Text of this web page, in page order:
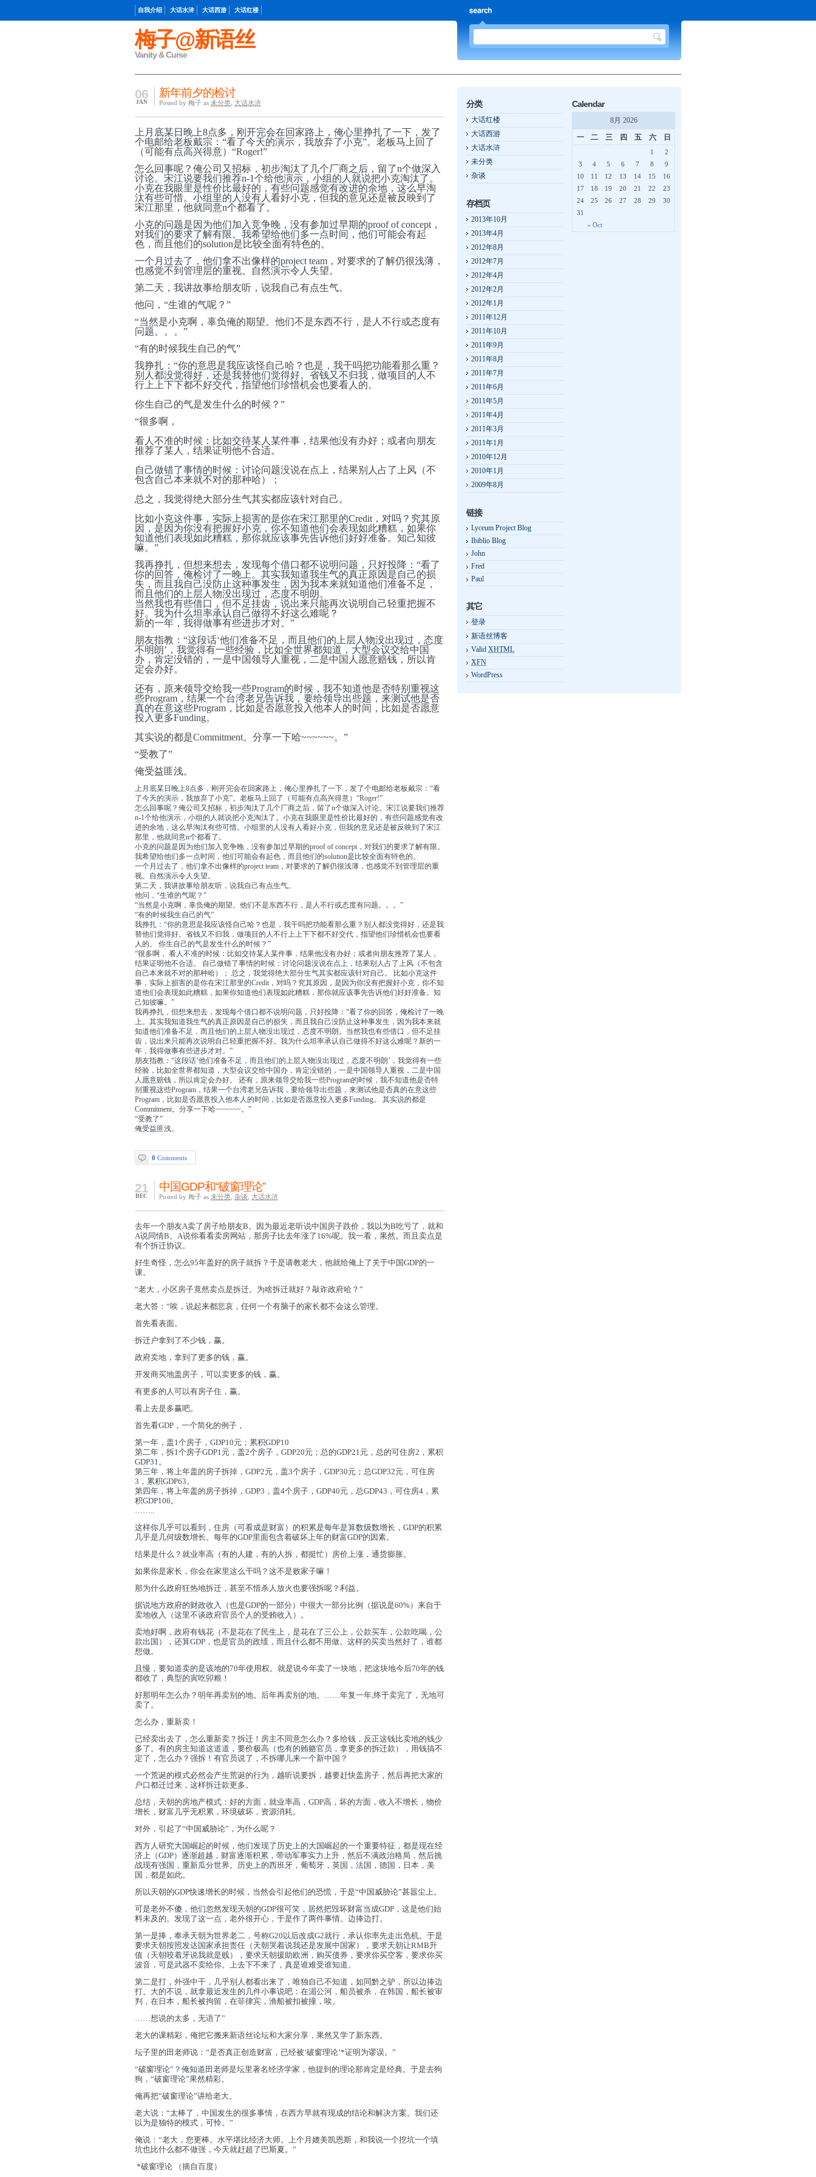
梅子@新语丝
Vanity & Curse
自我介绍 大话水浒 大话西游 大话红楼
新年前夕的检讨
06
JAN Posted by 梅子 as 未分类 大话水浒
上月底某日晚上8点多，刚开完会在回家路上，俺心里挣扎了一下，发了
个电邮给老板戴宗：“看了今天的演示，我放弃了小克”。老板马上回了
（可能有点高兴得意）“Roger!”
怎么回事呢？俺公司又招标，初步淘汰了几个厂商之后，留了n个做深入
讨论。宋江说要我们推荐n-1个给他演示，小组的人就说把小克淘汰了。
小克在我眼里是性价比最好的，有些问题感觉有改进的余地，这么早淘
汰有些可惜。小组里的人没有人看好小克，但我的意见还是被反映到了
宋江那里，他就同意n个都看了。
小克的问题是因为他们加入竞争晚，没有参加过早期的proof of concept，
对我们的要求了解有限。我希望给他们多一点时间，他们可能会有起
色，而且他们的solution是比较全面有特色的。
一个月过去了，他们拿不出像样的project team，对要求的了解仍很浅薄，
也感觉不到管理层的重视。自然演示令人失望。
第二天，我讲故事给朋友听，说我自己有点生气。
他问，“生谁的气呢？”
“当然是小克啊，辜负俺的期望。他们不是东西不行，是人不行或态度有
问题。。。”
“有的时候我生自己的气”
我挣扎：“你的意思是我应该怪自己哈？也是，我干吗把功能看那么重？
别人都没觉得好，还是我替他们觉得好。省钱又不归我，做项目的人不
行上上下下都不好交代，指望他们珍惜机会也要看人的。
你生自己的气是发生什么的时候？”
“很多啊，
看人不准的时候：比如交待某人某件事，结果他没有办好；或者向朋友
推荐了某人，结果证明他不合适。
自己做错了事情的时候：讨论问题没说在点上，结果别人占了上风（不
包含自己本来就不对的那种哈）；
总之，我觉得绝大部分生气其实都应该针对自己。
比如小克这件事，实际上损害的是你在宋江那里的Credit，对吗？究其原
因，是因为你没有把握好小克，你不知道他们会表现如此糟糕，如果你
知道他们表现如此糟糕，那你就应该事先告诉他们好好准备。知己知彼
嘛。”
我再挣扎，但想来想去，发现每个借口都不说明问题，只好投降：“看了
你的回答，俺检讨了一晚上。其实我知道我生气的真正原因是自己的损
失，而且我自己没防止这种事发生，因为我本来就知道他们准备不足，
而且他们的上层人物没出现过，态度不明朗。
当然我也有些借口，但不足挂齿，说出来只能再次说明自己轻重把握不
好。我为什么坦率承认自己做得不好这么难呢？
新的一年，我得做事有些进步才对。”
朋友指教：“这段话‘他们准备不足，而且他们的上层人物没出现过，态度
不明朗’，我觉得有一些经验，比如全世界都知道，大型会议交给中国
办，肯定没错的，一是中国领导人重视，二是中国人愿意赔钱，所以肯
定会办好。
还有，原来领导交给我一些Program的时候，我不知道他是否特别重视这
些Program，结果一个台湾老兄告诉我，要给领导出些题，来测试他是否
真的在意这些Program，比如是否愿意投入他本人的时间，比如是否愿意
投入更多Funding。
其实说的都是Commitment。分享一下哈~~~~~~。”
“受教了”
俺受益匪浅。
上月底某日晚上8点多，刚开完会在回家路上，俺心里挣扎了一下，发了个电邮给老板戴宗：“看
了今天的演示，我放弃了小克”。老板马上回了（可能有点高兴得意）“Roger!”
怎么回事呢？俺公司又招标，初步淘汰了几个厂商之后，留了n个做深入讨论。宋江说要我们推荐
n-1个给他演示，小组的人就说把小克淘汰了。小克在我眼里是性价比最好的，有些问题感觉有改
进的余地，这么早淘汰有些可惜。小组里的人没有人看好小克，但我的意见还是被反映到了宋江
那里，他就同意n个都看了。
小克的问题是因为他们加入竞争晚，没有参加过早期的proof of concept，对我们的要求了解有限。
我希望给他们多一点时间，他们可能会有起色，而且他们的solution是比较全面有特色的。
一个月过去了，他们拿不出像样的project team，对要求的了解仍很浅薄，也感觉不到管理层的重
视。自然演示令人失望。
第二天，我讲故事给朋友听，说我自己有点生气。
他问，“生谁的气呢？”
“当然是小克啊，辜负俺的期望。他们不是东西不行，是人不行或态度有问题。。。”
“有的时候我生自己的气”
我挣扎：“你的意思是我应该怪自己哈？也是，我干吗把功能看那么重？别人都没觉得好，还是我
替他们觉得好。省钱又不归我，做项目的人不行上上下下都不好交代，指望他们珍惜机会也要看
人的。 你生自己的气是发生什么的时候？”
“很多啊， 看人不准的时候：比如交待某人某件事，结果他没有办好；或者向朋友推荐了某人，
结果证明他不合适。 自己做错了事情的时候：讨论问题没说在点上，结果别人占了上风（不包含
自己本来就不对的那种哈）； 总之，我觉得绝大部分生气其实都应该针对自己。 比如小克这件
事，实际上损害的是你在宋江那里的Credit，对吗？究其原因，是因为你没有把握好小克，你不知
道他们会表现如此糟糕，如果你知道他们表现如此糟糕，那你就应该事先告诉他们好好准备。知
己知彼嘛。”
我再挣扎，但想来想去，发现每个借口都不说明问题，只好投降：“看了你的回答，俺检讨了一晚
上。其实我知道我生气的真正原因是自己的损失，而且我自己没防止这种事发生，因为我本来就
知道他们准备不足，而且他们的上层人物没出现过，态度不明朗。当然我也有些借口，但不足挂
齿，说出来只能再次说明自己轻重把握不好。我为什么坦率承认自己做得不好这么难呢？新的一
年，我得做事有些进步才对。”
朋友指教：“这段话‘他们准备不足，而且他们的上层人物没出现过，态度不明朗’，我觉得有一些
经验，比如全世界都知道，大型会议交给中国办，肯定没错的，一是中国领导人重视，二是中国
人愿意赔钱，所以肯定会办好。 还有，原来领导交给我一些Program的时候，我不知道他是否特
别重视这些Program，结果一个台湾老兄告诉我，要给领导出些题，来测试他是否真的在意这些
Program，比如是否愿意投入他本人的时间，比如是否愿意投入更多Funding。 其实说的都是
Commitment。分享一下哈~~~~~~。”
“受教了”
俺受益匪浅。
0 Comments
中国GDP和“破窗理论”
21
DEC Posted by 梅子 as 未分类 杂谈 大话水浒
去年一个朋友A卖了房子给朋友B。因为最近老听说中国房子跌价，我以为B吃亏了，就和
A说同情B。A说你看看卖房网站，那房子比去年涨了16%呢。我一看，果然。而且卖点是
有个拆迁协议。
好生奇怪，怎么95年盖好的房子就拆？于是请教老大，他就给俺上了关于中国GDP的一
课。
“老大，小区房子竟然卖点是拆迁。为啥拆迁就好？敲诈政府哈？”
老大答：“唉，说起来都悲哀，任何一个有脑子的家长都不会这么管理。
首先看表面。
拆迁户拿到了不少钱，赢。
政府卖地，拿到了更多的钱，赢。
开发商买地盖房子，可以卖更多的钱，赢。
有更多的人可以有房子住，赢。
看上去是多赢吧。
首先看GDP，一个简化的例子，
第一年，盖1个房子，GDP10元；累积GDP10
第二年，拆1个房子GDP1元，盖2个房子，GDP20元；总的GDP21元，总的可住房2，累积
GDP31。
第三年，将上年盖的房子拆掉，GDP2元，盖3个房子，GDP30元；总GDP32元，可住房
3，累积GDP63。
第四年，将上年盖的房子拆掉，GDP3，盖4个房子，GDP40元，总GDP43，可住房4，累
积GDP106。
……..
这样你几乎可以看到，住房（可看成是财富）的积累是每年是算数级数增长，GDP的积累
几乎是几何级数增长。每年的GDP里面包含着破坏上年的财富GDP的因素。
结果是什么？就业率高（有的人建，有的人拆，都挺忙）房价上涨，通货膨胀。
如果你是家长，你会在家里这么干吗？这不是败家子嘛！
那为什么政府狂热地拆迁，甚至不惜杀人放火也要强拆呢？利益。
据说地方政府的财政收入（也是GDP的一部分）中很大一部分比例（据说是60%）来自于
卖地收入（这里不谈政府官员个人的受贿收入）。
卖地好啊，政府有钱花（不是花在了民生上，是花在了三公上，公款买车，公款吃喝，公
款出国），还算GDP，也是官员的政绩，而且什么都不用做。这样的买卖当然好了，谁都
想做。
且慢，要知道卖的是该地的70年使用权。就是说今年卖了一块地，把这块地今后70年的钱
都收了，典型的寅吃卯粮！
好那明年怎么办？明年再卖别的地。后年再卖别的地。……年复一年,终于卖完了，无地可
卖了。
怎么办，重新卖！
已经卖出去了，怎么重新卖？拆迁！房主不同意怎么办？多给钱，反正这钱比卖地的钱少
多了。有的房主知道这道道，要价极高（也有的贿赂官员，拿更多的拆迁款），用钱搞不
定了，怎么办？强拆！有官员说了，不拆哪儿来一个新中国？
一个荒诞的模式必然会产生荒诞的行为，越听说要拆，越要赶快盖房子，然后再把大家的
户口都迁过来，这样拆迁款更多。
总结，天朝的房地产模式：好的方面，就业率高，GDP高，坏的方面，收入不增长，物价
增长，财富几乎无积累，环境破坏，资源消耗。
对外，引起了“中国威胁论”，为什么呢？
西方人研究大国崛起的时候，他们发现了历史上的大国崛起的一个重要特征，都是现在经
济上（GDP）逐渐超越，财富逐渐积累，带动军事实力上升，然后不满政治格局，然后挑
战现有强国，重新瓜分世界。历史上的西班牙，葡萄牙，英国，法国，德国，日本，美
国，都是如此。
所以天朝的GDP快速增长的时候，当然会引起他们的恐慌，于是“中国威胁论”甚嚣尘上。
可是老外不傻，他们忽然发现天朝的GDP很可笑，居然把毁坏财富当成GDP，这是他们始
料未及的。发现了这一点，老外很开心，于是作了两件事情。边捧边打。
第一是捧，奉承天朝为世界老二，号称G20以后改成G2就行，承认你率先走出危机。于是
要求天朝按照发达国家承担责任（天朝哭着说我还是发展中国家），要求天朝让RMB升
值（天朝咬着牙说我就是贱），要求天朝援助欧洲，购买债券，要求你买空客，要求你买
波音，可是武器不卖给你。上去下不来了，真是谁难受谁知道。
第二是打，外强中干，几乎别人都看出来了，唯独自己不知道，如同黔之驴，所以边捧边
打。大的不说，就拿最近发生的几件小事说吧：在湄公河，船员被杀，在韩国，船长被审
判，在日本，船长被拘留，在菲律宾，渔船被扣被撞，唉。
……想说的太多，无语了”
老大的课精彩，俺把它搬来新语丝论坛和大家分享，果然又学了新东西。
坛子里的田老师说：“是否真正创造财富，已经被‘破窗理论’*证明为谬误。”
“破窗理论”？俺知道田老师是坛里著名经济学家，他提到的理论那肯定是经典。于是去狗
狗，“破窗理论”果然精彩。
俺再把“破窗理论”讲给老大。
老大说：“太棒了，中国发生的很多事情，在西方早就有现成的结论和解决方案。我们还
以为是独特的模式，可怜。”
俺说：“老大，您更棒。水平堪比经济大师。上个月媲美凯恩斯，和我说一个挖坑一个填
坑也比什么都不做强，今天就赶超了巴斯夏。”
*破窗理论 （摘自百度）
分类
大话红楼
大话西游
大话水浒
未分类
杂谈
存档页
2013年10月
2013年4月
2012年8月
2012年7月
2012年4月
2012年2月
2012年1月
2011年12月
2011年10月
2011年9月
2011年8月
2011年7月
2011年6月
2011年5月
2011年4月
2011年3月
2011年1月
2010年12月
2010年1月
2009年8月
链接
Lyceum Project Blog
Ibiblio Blog
John
Fred
Paul
其它
登录
新语丝博客
Valid XHTML
XFN
WordPress
Calendar
8月 2026
一
二 三 四 五 六 日
« Oct
1
2
3
4 5 6 7 8
9
10
11 12 13 14 15
16
17
18 19 20 21 22
23
24
25 26 27 28 29
30
31